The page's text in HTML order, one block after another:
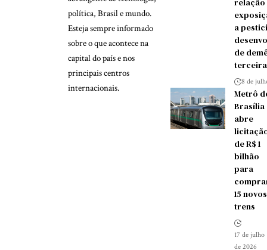
política, Brasil e mundo.
Esteja sempre informado
sobre o que acontece na
capital do país e nos
principais centros
internacionais.
a
de
8 de
Metrô
Brasília
abre
de R$ 1
bilhão
para
15 novos
trens
17 de julho
de 2026